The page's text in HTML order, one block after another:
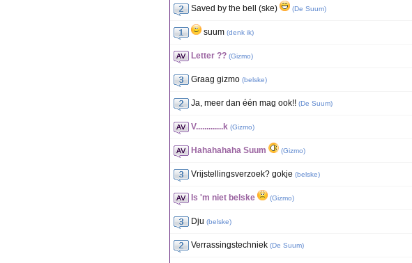
Saved by the bell (ske) (De Suum)
suum (denk ik)
Letter ?? (Gizmo)
Graag gizmo (belske)
Ja, meer dan één mag ook!! (De Suum)
V.............k (Gizmo)
Hahahahaha Suum (Gizmo)
Vrijstellingsverzoek? gokje (belske)
Is 'm niet belske (Gizmo)
Dju (belske)
Verrassingstechniek (De Suum)